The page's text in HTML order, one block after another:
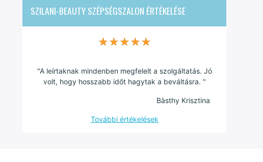
SZILANI-BEAUTY SZÉPSÉGSZALON ÉRTÉKELÉSE
★★★★★
★★★★★
"A leírtaknak mindenben megfelelt a szolgáltatás. Jó
volt, hogy hosszabb időt hagytak a beváltásra. "
Bàsthy Krisztina
További értékelések